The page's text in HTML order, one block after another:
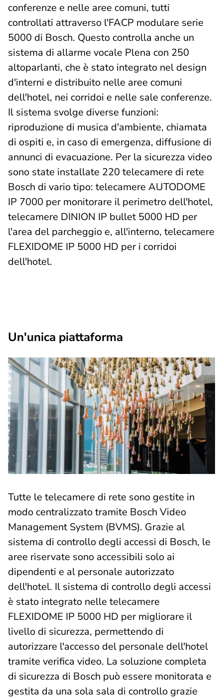
conferenze e nelle aree comuni, tutti
controllati attraverso l'FACP modulare serie
5000 di Bosch. Questo controlla anche un
sistema di allarme vocale Plena con 250
altoparlanti, che è stato integrato nel design
d'interni e distribuito nelle aree comuni
dell'hotel, nei corridoi e nelle sale conferenze.
Il sistema svolge diverse funzioni:
riproduzione di musica d'ambiente, chiamata
di ospiti e, in caso di emergenza, diffusione di
annunci di evacuazione. Per la sicurezza video
sono state installate 220 telecamere di rete
Bosch di vario tipo: telecamere AUTODOME
IP 7000 per monitorare il perimetro dell'hotel,
telecamere DINION IP bullet 5000 HD per
l'area del parcheggio e, all'interno, telecamere
FLEXIDOME IP 5000 HD per i corridoi
dell'hotel.
Un'unica piattaforma
Tutte le telecamere di rete sono gestite in
modo centralizzato tramite Bosch Video
Management System (BVMS). Grazie al
sistema di controllo degli accessi di Bosch, le
aree riservate sono accessibili solo ai
dipendenti e al personale autorizzato
dell'hotel. Il sistema di controllo degli accessi
è stato integrato nelle telecamere
FLEXIDOME IP 5000 HD per migliorare il
livello di sicurezza, permettendo di
autorizzare l'accesso del personale dell'hotel
tramite verifica video. La soluzione completa
di sicurezza di Bosch può essere monitorata e
gestita da una sola sala di controllo grazie